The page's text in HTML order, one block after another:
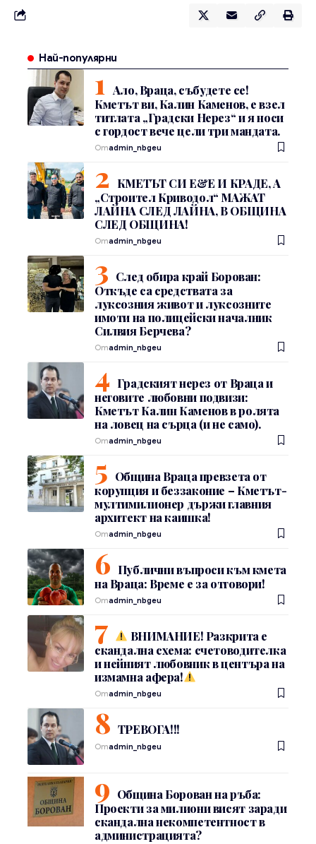
Най-популярни
Ало, Враца, събудете се!
Кметът ви, Калин Каменов, е взел
титлата „Градски Нерез“ и я носи
с гордост вече цели три мандата.
Отadmin_nbgeu
КМЕТЪТ СИ Е&Е И КРАДЕ, А
„Строител Криводол“ МАЖАТ
ЛАЙНА СЛЕД ЛАЙНА, В ОБЩИНА
СЛЕД ОБЩИНА!
Отadmin_nbgeu
След обира край Борован:
Откъде са средствата за
луксозния живот и луксозните
имоти на полицейски началник
Силвия Берчева?
Отadmin_nbgeu
Градският нерез от Враца и
неговите любовни подвизи:
Кметът Калин Каменов в ролята
на ловец на сърца (и не само).
Отadmin_nbgeu
Община Враца превзета от
корупция и беззаконие – Кметът-
мултимилионер държи главния
архитект на каишка!
Отadmin_nbgeu
Публични въпроси към кмета
на Враца: Време е за отговори!
Отadmin_nbgeu
ВНИМАНИЕ! Разкрита е
скандална схема: счетоводителка
и нейният любовник в центъра на
измамна афера!
Отadmin_nbgeu
ТРЕВОГА!!!
Отadmin_nbgeu
Община Борован на ръба:
Проекти за милиони висят заради
скандална некомпетентност в
администрацията?